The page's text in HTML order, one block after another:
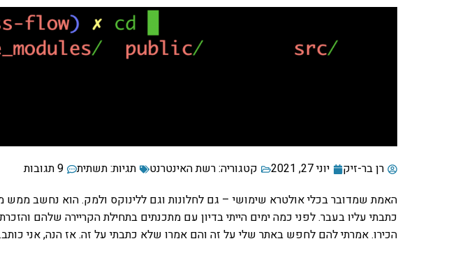
רן בר-זיק יוני 27, 2021 קטגוריה:רשת האינטרנט תגיות:תשתית
9 תגובות
האמת שמדובר בכלי אולטרא שימושי – גם לחלונות וגם ללינוקס ולמק. הוא נחשב ממש
כתבתי עליו בעבר. לפני כמה ימים הייתי בדיון עם מתכנתים בתחילת הקריירה שלהם
הכירו. אמרתי להם לחפש באתר שלי על זה והם אמרו שלא כתבתי על זה. אז הנה, אני כותב.